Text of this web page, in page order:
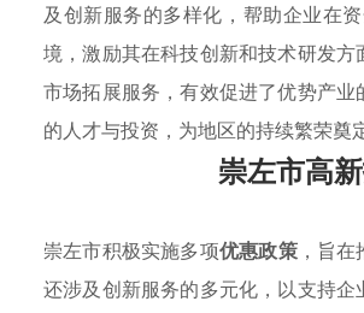
及创新服务的多样化，帮助企业在
境，激励其在科技创新和技术研发
市场拓展服务，有效促进了优势产
的人才与投资，为地区的持续繁荣奠
崇左市高
崇左市积极实施多项优惠政策，旨在
还涉及创新服务的多元化，以支持